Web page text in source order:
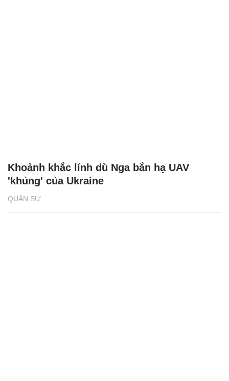
QUÂN SỰ
Khoảnh khắc lính dù Nga bắn hạ UAV
'khủng' của Ukraine